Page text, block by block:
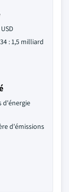
: 1,5 milliard
d'énergie
d'émissions